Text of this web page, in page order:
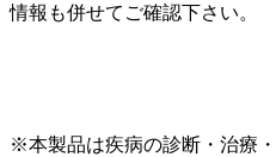
情報も併せてご確認下さい。
※本製品は疾病の診断・治療